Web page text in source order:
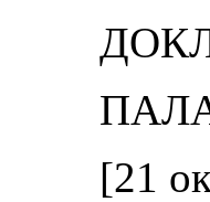
[21